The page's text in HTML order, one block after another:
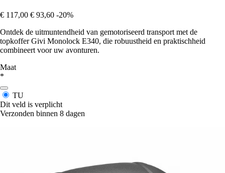
€ 117,00 € 93,60 -20%
Ontdek de uitmuntendheid van gemotoriseerd transport met de
topkoffer Givi Monolock E340, die robuustheid en praktischheid
combineert voor uw avonturen.
Maat
*
TU
Dit veld is verplicht
Verzonden binnen 8 dagen